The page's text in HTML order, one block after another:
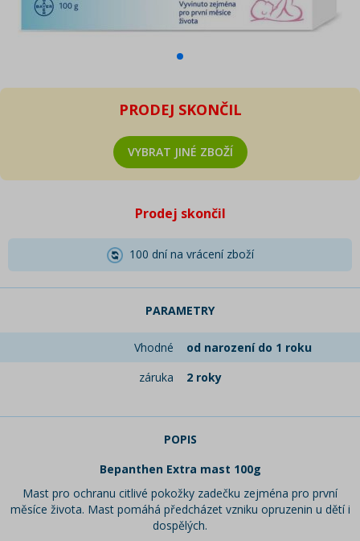
PRODEJ SKONČIL
VYBRAT JINÉ ZBOŽÍ
Prodej skončil
100 dní na vrácení zboží
PARAMETRY
Vhodné
od narození do 1 roku
záruka
2 roky
POPIS
Bepanthen Extra mast 100g
Mast pro ochranu citlivé pokožky zadečku zejména pro první
měsíce života. Mast pomáhá předcházet vzniku opruzenin u dětí i
dospělých.